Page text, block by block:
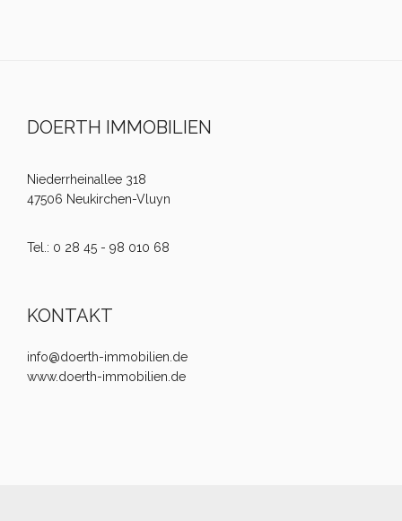
DOERTH IMMOBILIEN
Niederrheinallee 318
47506 Neukirchen-Vluyn
Tel.: 0 28 45 - 98 010 68
KONTAKT
info@doerth-immobilien.de
www.doerth-immobilien.de